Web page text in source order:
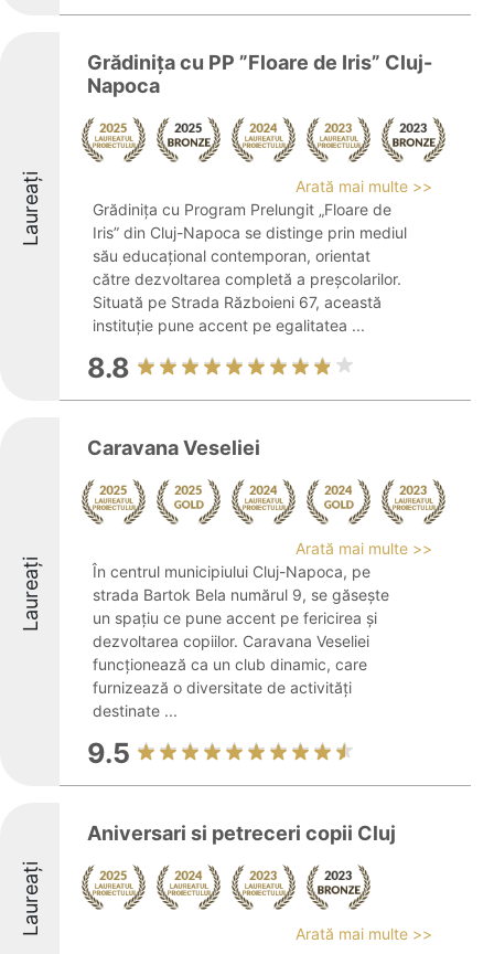
Laureați
Grădinița cu PP ”Floare de Iris” Cluj-
Napoca
Arată mai multe >>
Grădinița cu Program Prelungit „Floare de
Iris” din Cluj-Napoca se distinge prin mediul
său educațional contemporan, orientat
către dezvoltarea completă a preșcolarilor.
Situată pe Strada Războieni 67, această
instituție pune accent pe egalitatea ...
8.8
Laureați
Caravana Veseliei
Arată mai multe >>
În centrul municipiului Cluj-Napoca, pe
strada Bartok Bela numărul 9, se găsește
un spațiu ce pune accent pe fericirea și
dezvoltarea copiilor. Caravana Veseliei
funcționează ca un club dinamic, care
furnizează o diversitate de activități
destinate ...
9.5
Laureați
Aniversari si petreceri copii Cluj
Arată mai multe >>